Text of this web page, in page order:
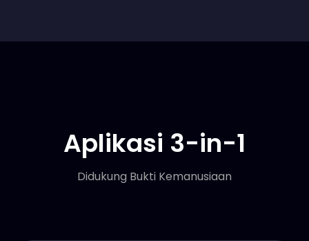
Aplikasi 3-in-1
Didukung Bukti Kemanusiaan